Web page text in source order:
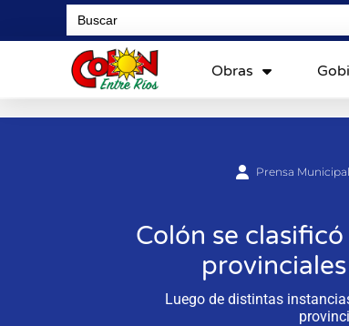
Search
for:
Obras
Prensa Municipal
Colón se
Luego de distintas